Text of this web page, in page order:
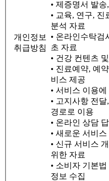
개인정보
취급방침
• 제증명서 발
• 교육, 연구, 진
분석 자료
• 온라인수탁검
초 자료
• 건강 컨텐츠
• 진료예약, 예
비스 제공
• 서비스 이용에
• 고지사항 전
경로로 이용
• 온라인 상담
• 새로운 서비
• 신규 서비스
위한 자료
• 소비자 기본
정보 수집